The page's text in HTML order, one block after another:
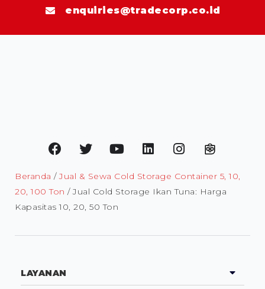
enquiries@tradecorp.co.id
Beranda /Jual & Sewa Cold Storage Container 5, 10,
20, 100 Ton / Jual Cold Storage Ikan Tuna: Harga
Kapasitas 10, 20, 50 Ton
LAYANAN